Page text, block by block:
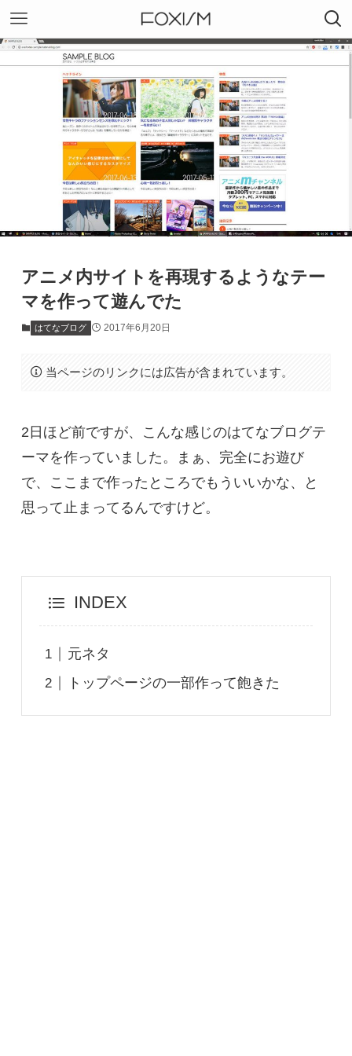
アニメ内サイトを再現するようなテー
マを作って遊んでた
はてなブログ 2017年6月20日
当ページのリンクには広告が含まれています。
2日ほど前ですが、こんな感じのはてなブログテ
ーマを作っていました。まぁ、完全にお遊び
で、ここまで作ったところでもういいかな、と
思って止まってるんですけど。
INDEX
元ネタ
トップページの一部作って飽きた